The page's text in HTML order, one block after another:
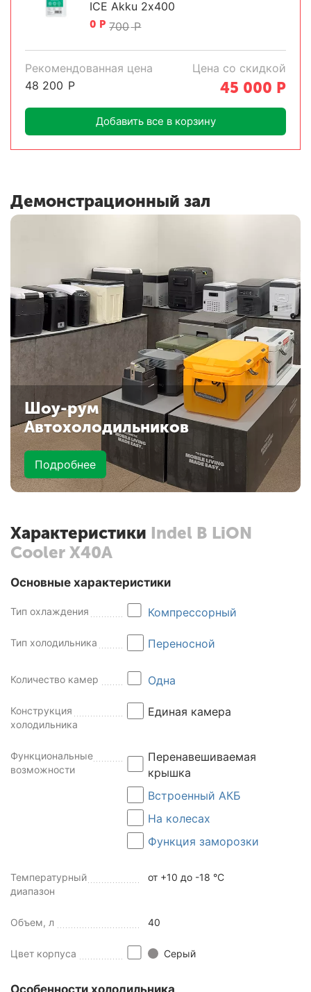
ICE Akku 2х400
0 Р 700 Р
Рекомендованная цена
48 200 Р
Цена со скидкой
45 000 Р
Добавить все в корзину
Демонстрационный зал
Шоу-рум
Автохолодильников
Подробнее
Характеристики Indel B LiON
Cooler X40A
Основные характеристики
Тип охлаждения Компрессорный
Тип холодильника Переносной
Количество камер Одна
Конструкция
холодильника
Единая камера
Функциональные
возможности
Перенавешиваемая
крышка
Встроенный АКБ
На колесах
Функция заморозки
Температурный
диапазон
от +10 до -18 °C
Объем, л 40
Цвет корпуса Серый
Особенности холодильника